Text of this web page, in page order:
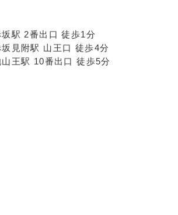
駅 2番出口 徒歩1分
見附駅 山王口 徒歩4分
王駅 10番出口 徒歩5分